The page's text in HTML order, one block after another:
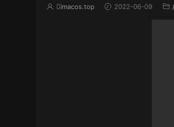
imacos.top 2022-06-09